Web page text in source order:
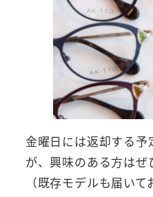
金曜日には返却する予
が、興味のある方はぜ
（既存モデルも届いて